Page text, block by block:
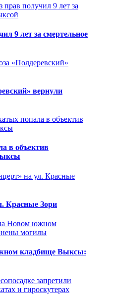
9 лет за смертельное
вернули
в объектив
Красные Зори
кладбище Выксы: